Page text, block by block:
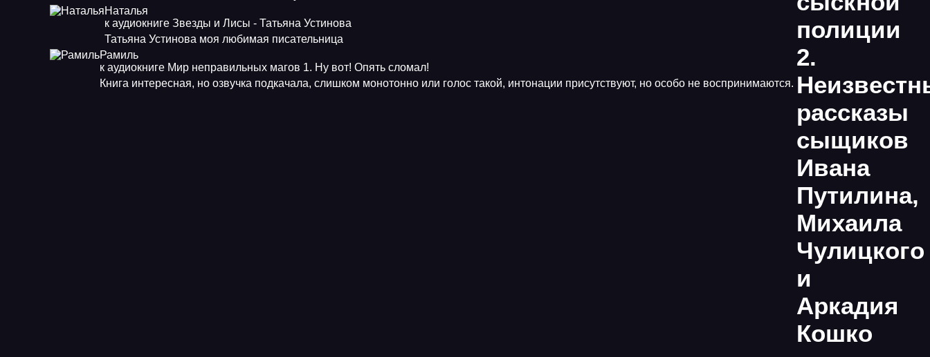
Наталья
к аудиокниге Звезды и Лисы - Татьяна Устинова
Татьяна Устинова моя любимая писательница
Рамиль
к аудиокниге Мир неправильных магов 1. Ну вот! Опять сломал!
Книга интересная, но озвучка подкачала, слишком монотонно или голос такой, интонации присутствуют, но особо не воспринимаются.
полиции
2.
рассказы
сыщиков
Ивана
Путилина,
Михаила
Чулицкого
и
Аркадия
Кошко